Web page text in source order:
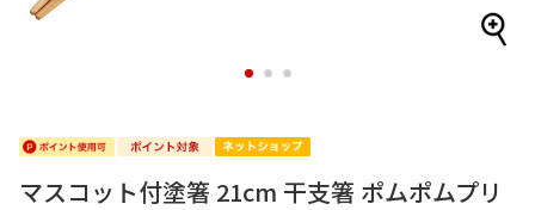
1 2 3
マスコット付塗箸 21cm 干支箸 ポムポムプリ